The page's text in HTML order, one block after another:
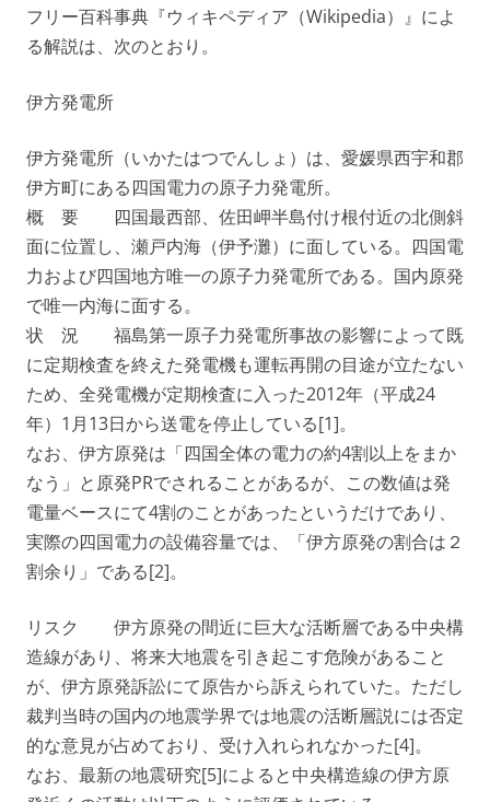
フリー百科事典『ウィキペディア（Wikipedia）』によ
る解説は、次のとおり。
伊方発電所
伊方発電所（いかたはつでんしょ）は、愛媛県西宇和郡
伊方町にある四国電力の原子力発電所。
概 要 四国最西部、佐田岬半島付け根付近の北側斜
面に位置し、瀬戸内海（伊予灘）に面している。四国電
力および四国地方唯一の原子力発電所である。国内原発
で唯一内海に面する。
状 況 福島第一原子力発電所事故の影響によって既
に定期検査を終えた発電機も運転再開の目途が立たない
ため、全発電機が定期検査に入った2012年（平成24
年）1月13日から送電を停止している[1]。
なお、伊方原発は「四国全体の電力の約4割以上をまか
なう」と原発PRでされることがあるが、この数値は発
電量ベースにて4割のことがあったというだけであり、
実際の四国電力の設備容量では、「伊方原発の割合は２
割余り」である[2]。
リスク 伊方原発の間近に巨大な活断層である中央構
造線があり、将来大地震を引き起こす危険があること
が、伊方原発訴訟にて原告から訴えられていた。ただし
裁判当時の国内の地震学界では地震の活断層説には否定
的な意見が占めており、受け入れられなかった[4]。
なお、最新の地震研究[5]によると中央構造線の伊方原